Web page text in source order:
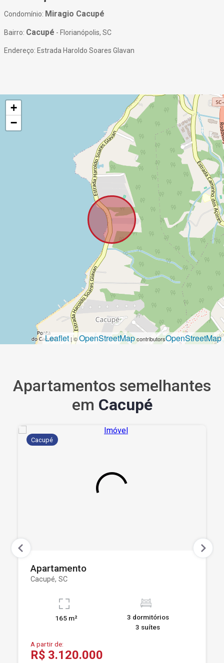
Condomínio: Miragio Cacupé
Bairro: Cacupé - Florianópolis, SC
Endereço: Estrada Haroldo Soares Glavan
+
−
Leaflet | ©OpenStreetMapcontributorsOpenStreetMap
Apartamentos semelhantes
em Cacupé
Cacupé
Apartamento
Cacupé, SC
165 m²
3 dormitórios
3 suítes
A partir de:
R$ 3.120.000